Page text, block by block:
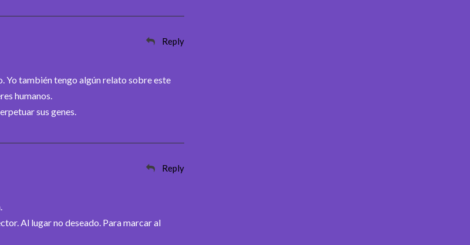
Reply
Yo también tengo algún relato sobre este
humanos.
sus genes.
Reply
Al lugar no deseado. Para marcar al